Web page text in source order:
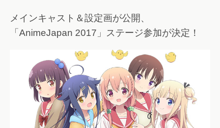
メインキャスト＆設定画が公開、
「AnimeJapan 2017」ステージ参加が決定！